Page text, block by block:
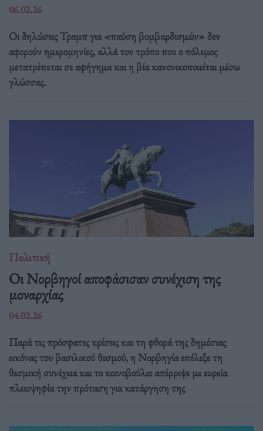
06.02.26
Οι δηλώσεις Τραμπ για «παύση βομβαρδισμών» δεν
αφορούν ημερομηνίες, αλλά τον τρόπο που ο πόλεμος
μετατρέπεται σε αφήγημα και η βία κανονικοποιείται μέσω
γλώσσας.
Πολιτική
Οι Νορβηγοί αποφάσισαν συνέχιση της
μοναρχίας
04.02.26
Παρά τις πρόσφατες κρίσεις και τη φθορά της δημόσιας
εικόνας του βασιλικού θεσμού, η Νορβηγία επέλεξε τη
θεσμική συνέχεια και το κοινοβούλιο απέρριψε με ευρεία
πλειοψηφία την πρόταση για κατάργηση της